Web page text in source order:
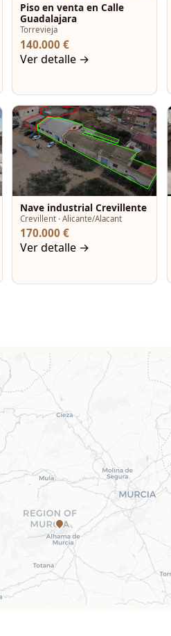
Piso en venta en Calle
Guadalajara
Torrevieja
140.000 €
Ver detalle →
Nave industrial Crevillente
Crevillent · Alicante/Alacant
170.000 €
Ver detalle →